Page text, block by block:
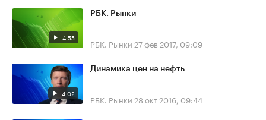
4:55
РБК. Рынки
РБК. Рынки 27 фев 2017, 09:09
4:02
Динамика цен на нефть
РБК. Рынки 28 окт 2016, 09:44